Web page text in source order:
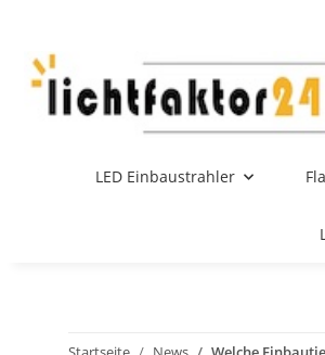
LED Einbaustrahler